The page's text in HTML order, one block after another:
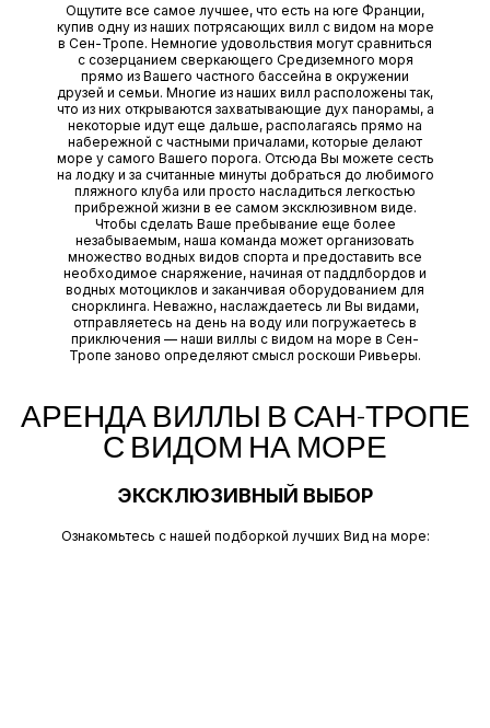
Ощутите все самое лучшее, что есть на юге Франции,
купив одну из наших потрясающих вилл с видом на море
в Сен-Тропе. Немногие удовольствия могут сравниться
с созерцанием сверкающего Средиземного моря
прямо из Вашего частного бассейна в окружении
друзей и семьи. Многие из наших вилл расположены так,
что из них открываются захватывающие дух панорамы, а
некоторые идут еще дальше, располагаясь прямо на
набережной с частными причалами, которые делают
море у самого Вашего порога. Отсюда Вы можете сесть
на лодку и за считанные минуты добраться до любимого
пляжного клуба или просто насладиться легкостью
прибрежной жизни в ее самом эксклюзивном виде.
Чтобы сделать Ваше пребывание еще более
незабываемым, наша команда может организовать
множество водных видов спорта и предоставить все
необходимое снаряжение, начиная от паддлбордов и
водных мотоциклов и заканчивая оборудованием для
снорклинга. Неважно, наслаждаетесь ли Вы видами,
отправляетесь на день на воду или погружаетесь в
приключения — наши виллы с видом на море в Сен-
Тропе заново определяют смысл роскоши Ривьеры.
АРЕНДА ВИЛЛЫ В САН-ТРОПЕ
С ВИДОМ НА МОРЕ
ЭКСКЛЮЗИВНЫЙ ВЫБОР
Ознакомьтесь с нашей подборкой лучших Вид на море: